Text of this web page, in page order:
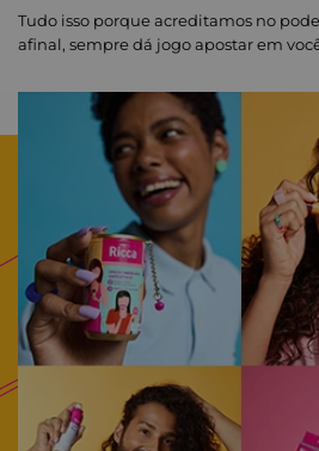
Tudo isso porque acreditamos no
afinal, sempre dá jogo apostar em